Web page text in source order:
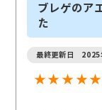
ブレゲのア
た
最終更新日 2025
★★★★★